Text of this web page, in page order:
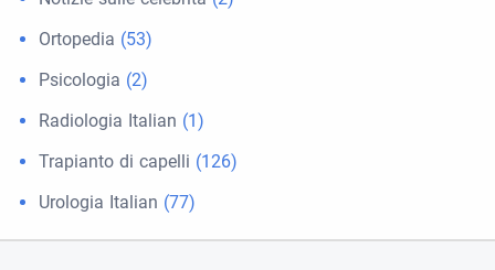
Ortopedia (53)
Psicologia (2)
Radiologia Italian (1)
Trapianto di capelli (126)
Urologia Italian (77)